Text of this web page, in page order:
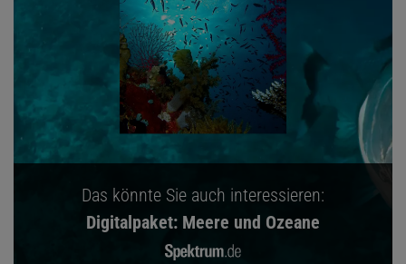
Das könnte Sie auch interessieren:
Digitalpaket: Meere und Ozeane